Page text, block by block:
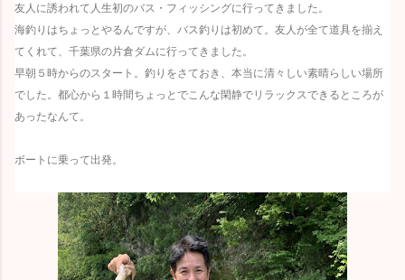
友人に誘われて人生初のバス・フィッシングに行ってきました。
海釣りはちょっとやるんですが、バス釣りは初めて。友人が全て道具を揃え
てくれて、千葉県の片倉ダムに行ってきました。
早朝５時からのスタート。釣りをさておき、本当に清々しい素晴らしい場所
でした。都心から１時間ちょっとでこんな閑静でリラックスできるところが
あったなんて。
ボートに乗って出発。